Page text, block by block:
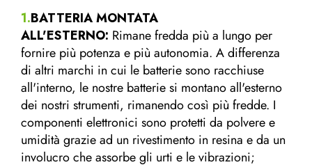
1.BATTERIA MONTATA
ALL'ESTERNO: Rimane fredda più a lungo per
fornire più potenza e più autonomia. A differenza
di altri marchi in cui le batterie sono racchiuse
all'interno, le nostre batterie si montano all'esterno
dei nostri strumenti, rimanendo così più fredde. I
componenti elettronici sono protetti da polvere e
umidità grazie ad un rivestimento in resina e da un
involucro che assorbe gli urti e le vibrazioni;